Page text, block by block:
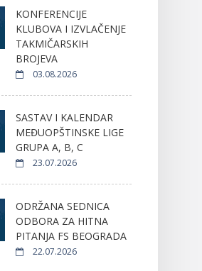
KONFERENCIJE
KLUBOVA I IZVLAČENJE
TAKMIČARSKIH
BROJEVA
03.08.2026
SASTAV I KALENDAR
MEĐUOPŠTINSKE LIGE
GRUPA A, B, C
23.07.2026
ODRŽANA SEDNICA
ODBORA ZA HITNA
PITANJA FS BEOGRADA
22.07.2026